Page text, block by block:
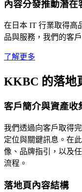
內容分發推動潛在
在日本 IT 行業取得高
品與服務，我們的客
了解更多
KKBC 的落地
客戶簡介與資產收
我們透過向客戶取得
定位與關鍵訊息。在
像、品牌指引，以及
流程。
落地頁內容結構